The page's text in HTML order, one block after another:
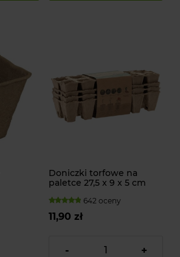
Doniczki torfowe na
paletce 27,5 x 9 x 5 cm
642 oceny
11,90 zł
- +